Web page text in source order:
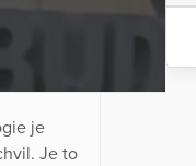
je
Je to